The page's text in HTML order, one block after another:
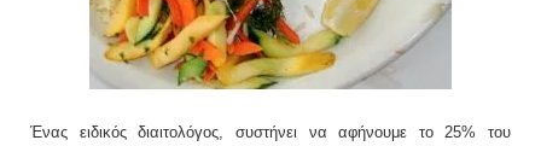
Ένας ειδικός διαιτολόγος, συστήνει να αφήνουμε το 25% του